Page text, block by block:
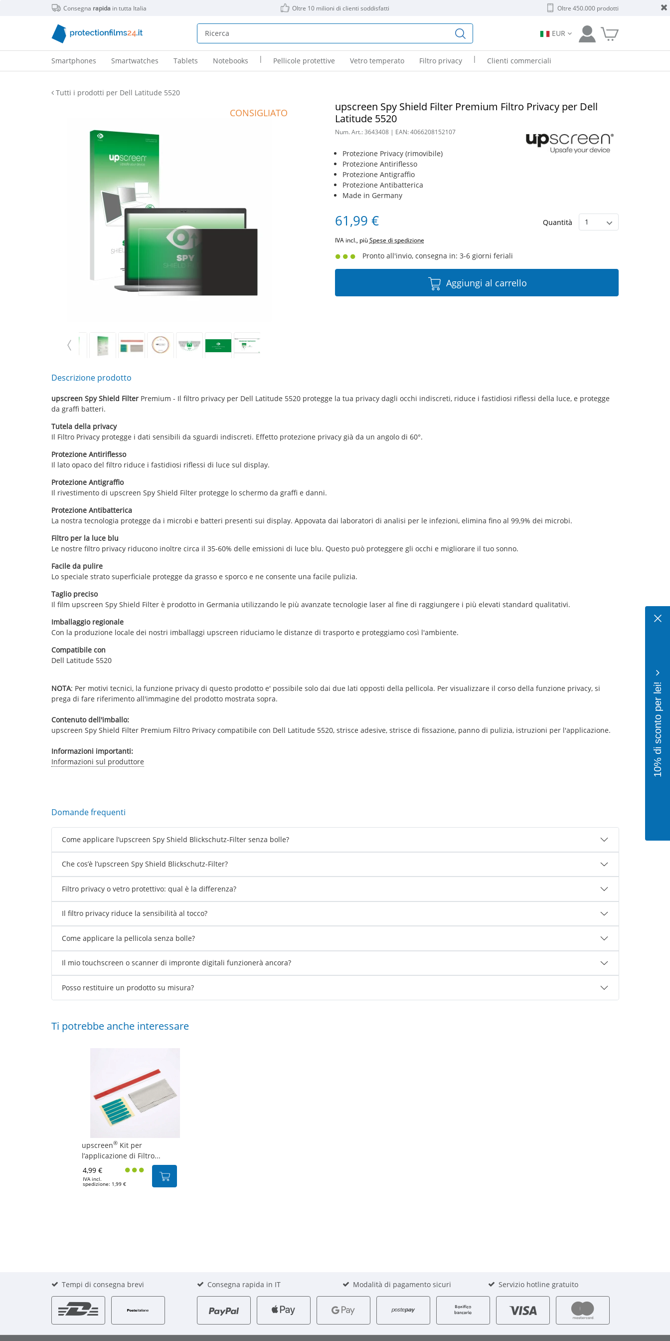
Consegna rapidain tutta Italia Oltre 10 milioni di clienti soddisfatti Oltre 450.000 prodotti
EUR
Smartphones Smartwatches Tablets Notebooks | Pellicole protettive Vetro temperato Filtro privacy | Clienti commerciali
Tutti i prodotti per Dell Latitude 5520
CONSIGLIATO
upscreen Spy Shield Filter Premium Filtro Privacy per Dell
Latitude 5520
Num. Art.:3643408| EAN:4066208152107
Protezione Privacy (rimovibile)
Protezione Antiriflesso
Protezione Antigraffio
Protezione Antibatterica
Made in Germany
61,99 € Quantità
IVA incl., piùSpese di spedizione
Pronto all'invio, consegna in: 3-6 giorni feriali
Aggiungi al carrello
Descrizione prodotto
upscreen Spy Shield FilterPremium - Il filtro privacy per Dell Latitude 5520 protegge la tua privacy dagli occhi indiscreti, riduce i fastidiosi riflessi della luce, e protegge
da graffi batteri.
Tutela della privacy
Il Filtro Privacy protegge i dati sensibili da sguardi indiscreti. Effetto protezione privacy già da un angolo di 60°.
Protezione Antiriflesso
Il lato opaco del filtro riduce i fastidiosi riflessi di luce sul display.
Protezione Antigraffio
Il rivestimento di upscreen Spy Shield Filter protegge lo schermo da graffi e danni.
Protezione Antibatterica
La nostra tecnologia protegge da i microbi e batteri presenti sui display. Appovata dai laboratori di analisi per le infezioni, elimina fino al 99,9% dei microbi.
Filtro per la luce blu
Le nostre filtro privacy riducono inoltre circa il 35-60% delle emissioni di luce blu. Questo può proteggere gli occhi e migliorare il tuo sonno.
Facile da pulire
Lo speciale strato superficiale protegge da grasso e sporco e ne consente una facile pulizia.
Taglio preciso
Il film upscreen Spy Shield Filter è prodotto in Germania utilizzando le più avanzate tecnologie laser al fine di raggiungere i più elevati standard qualitativi.
Imballaggio regionale
Con la produzione locale dei nostri imballaggi upscreen riduciamo le distanze di trasporto e proteggiamo così l'ambiente.
Compatibile con
Dell Latitude 5520
NOTA: Per motivi tecnici, la funzione privacy di questo prodotto e' possibile solo dai due lati opposti della pellicola. Per visualizzare il corso della funzione privacy, si
prega di fare riferimento all'immagine del prodotto mostrata sopra.
Contenuto dell'imballo:
upscreen Spy Shield Filter Premium Filtro Privacy compatibile con Dell Latitude 5520, strisce adesive, strisce di fissazione, panno di pulizia, istruzioni per l'applicazione.
Informazioni importanti:
Informazioni sul produttore
Domande frequenti
Come applicare l’upscreen Spy Shield Blickschutz-Filter senza bolle?
Che cos’è l’upscreen Spy Shield Blickschutz-Filter?
Filtro privacy o vetro protettivo: qual è la differenza?
Il filtro privacy riduce la sensibilità al tocco?
Come applicare la pellicola senza bolle?
Il mio touchscreen o scanner di impronte digitali funzionerà ancora?
Posso restituire un prodotto su misura?
Ti potrebbe anche interessare
upscreen®Kit per
l’applicazione di Filtro...
4,99 €
IVA incl.
spedizione: 1,99 €
Tempi di consegna brevi Consegna rapida in IT Modalità di pagamento sicuri Servizio hotline gratuito
10% di sconto per lei!